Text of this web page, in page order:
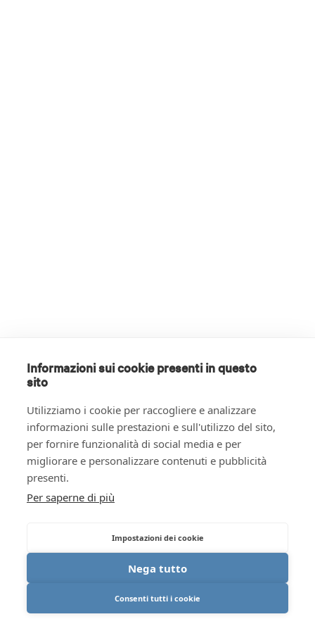
Informazioni sui cookie presenti in questo
sito
Utilizziamo i cookie per raccogliere e analizzare
informazioni sulle prestazioni e sull'utilizzo del sito,
per fornire funzionalità di social media e per
migliorare e personalizzare contenuti e pubblicità
presenti.
Per saperne di più
Impostazioni dei cookie
Nega tutto
Consenti tutti i cookie